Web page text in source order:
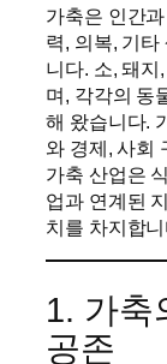
가축은 인간
력, 의복, 기
니다. 소, 돼지
며, 각각의 동
해 왔습니다.
와 경제, 사회
가축 산업은
업과 연계된
치를 차지합
1. 가축
공존